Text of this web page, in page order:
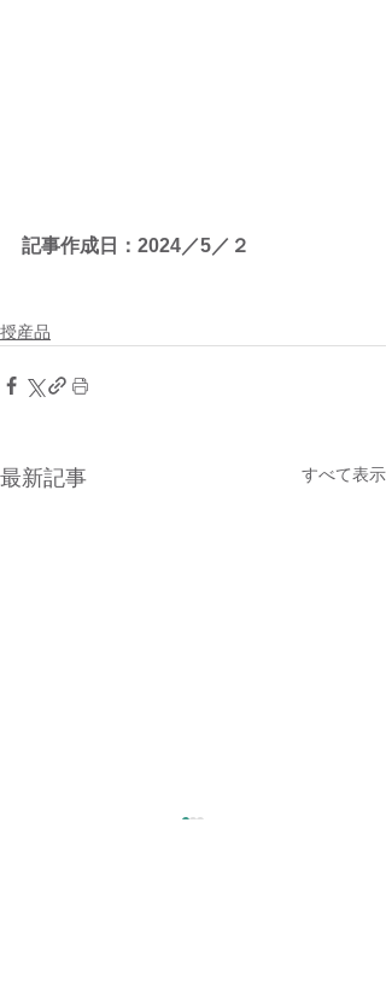
記事作成日：2024／5／２
授産品
最新記事 すべて表示